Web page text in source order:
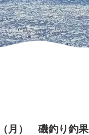
月） 磯釣り釣果